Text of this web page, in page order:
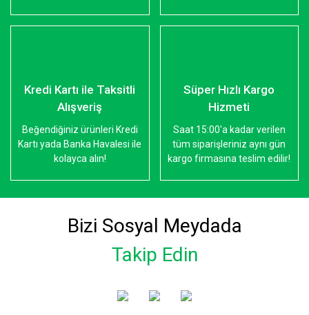
Kredi Kartı ile Taksitli
Alışveriş
Beğendiğiniz ürünleri Kredi
Kartı yada Banka Havalesi ile
kolayca alın!
Süper Hızlı Kargo
Hizmeti
Saat 15:00'a kadar verilen
tüm siparişleriniz aynı gün
kargo firmasına teslim edilir!
Bizi Sosyal Meydada
Takip Edin